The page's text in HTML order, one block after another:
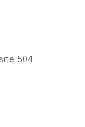
504